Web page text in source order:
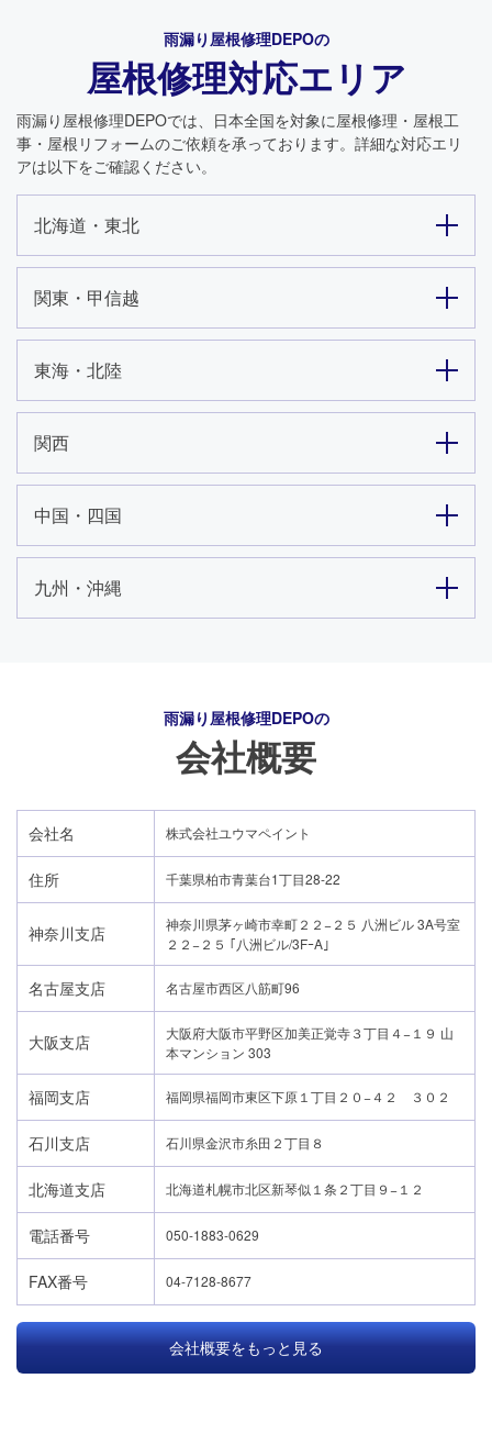
雨漏り屋根修理DEPOの
屋根修理対応エリア
雨漏り屋根修理DEPOでは、日本全国を対象に屋根修理・屋根工
事・屋根リフォームのご依頼を承っております。詳細な対応エリ
アは以下をご確認ください。
北海道・東北
関東・甲信越
東海・北陸
関西
中国・四国
九州・沖縄
雨漏り屋根修理DEPOの
会社概要
会社名 株式会社ユウマペイント
住所 千葉県柏市青葉台1丁目28-22
神奈川支店
神奈川県茅ヶ崎市幸町２２−２５ 八洲ビル 3A号室
２２−２５ ｢八洲ビル/3FｰA｣
名古屋支店 名古屋市西区八筋町96
大阪支店
大阪府大阪市平野区加美正覚寺３丁目４−１９ 山
本マンション 303
福岡支店 福岡県福岡市東区下原１丁目２０−４２ ３０２
石川支店 石川県金沢市糸田２丁目８
北海道支店 北海道札幌市北区新琴似１条２丁目９−１２
電話番号 050-1883-0629
FAX番号 04-7128-8677
会社概要をもっと見る